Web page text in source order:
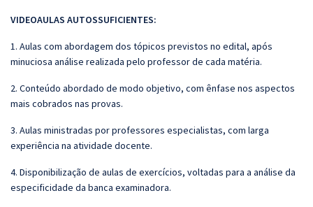
VIDEOAULAS AUTOSSUFICIENTES:
1. Aulas com abordagem dos tópicos previstos no edital, após
minuciosa análise realizada pelo professor de cada matéria.
2. Conteúdo abordado de modo objetivo, com ênfase nos aspectos
mais cobrados nas provas.
3. Aulas ministradas por professores especialistas, com larga
experiência na atividade docente.
4. Disponibilização de aulas de exercícios, voltadas para a análise da
especificidade da banca examinadora.